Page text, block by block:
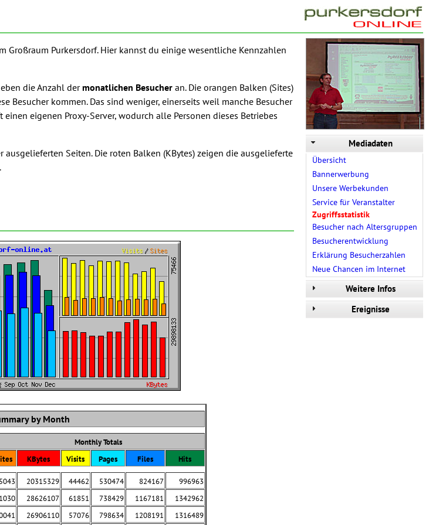
Mediadaten
Übersicht
Bannerwerbung
Unsere Werbekunden
Service für Veranstalter
Zugriffsstatistik
Besucher nach Altersgruppen
Besucherentwicklung
Erklärung Besucherzahlen
Neue Chancen im Internet
Weitere Infos
Ereignisse
Purkersdorf. Hier kannst du einige wesentliche Kennzahlen
die Anzahl dermonatlichen Besucher an. Die orangen Balken (Sites)
Besucher kommen. Das sind weniger, einerseits weil manche Besucher
eigenen Proxy-Server, wodurch alle Personen dieses Betriebes
Seiten. Die roten Balken (KBytes) zeigen die ausgelieferte
by Month
Monthly Totals
KBytes Visits Pages Files Hits
20315329 44462 530474 824167
996963
28626107 61851 738429 1167181
1342962
26906110 57076 798634 1208191 1316489